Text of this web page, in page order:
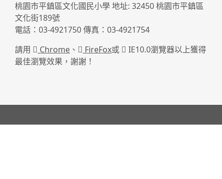
桃園市平鎮區文化國民小學 地址: 32450 桃園市平鎮區
文化街189號
電話：03-4921750 傳真：03-4921754
請用
Chrome 、 FireFox或
IE10.0瀏覽器以上獲得
最佳瀏覽效果，謝謝！